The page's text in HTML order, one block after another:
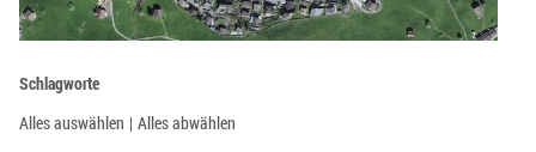
Schlagworte
Alles auswählen | Alles abwählen